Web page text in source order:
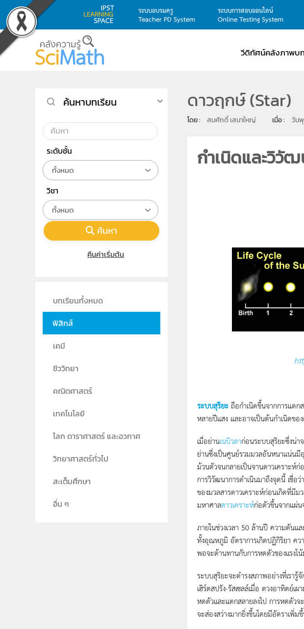
Skip to main content
ระบบอบรมครู
Teacher PD System
ระบบการสอบออนไลน์
Online Testing System
วีดิทัศน์คลังภาพบ
ดาวฤกษ์ (Star)
โดย : สมศักดิ์ เสนาใหญ่ เมื่อ : วัน
กำเนิดและวิวั
ระบบสุริยะ ถือกำเนิดขึ้นจากการแตก
หลายปีแสง และอาจเป็นต้นกำเนิดข
เมื่อย่านเนบิวลาก่อนระบบสุริยะซึ่งน่า
ย่านซึ่งเป็นศูนย์รวมมวลอันหนาแน่น
ม้วนตัวจนกลายเป็นจานดาวเคราะห์
การวิวัฒนาการดำเนินมาถึงจุดนี้ เชื่
ของมวลสารดาวเคราะห์ก่อนเกิดที่มี
มหาศาลดาวเคราะห์ก่อตัวขึ้นจากแผ่น
ภายในช่วงเวลา 50 ล้านปี ความดันแ
ทั้งอุณหภูมิ อัตราการเกิดปฏิกิริยา ค
พอจะต้านทานกับการหดตัวของแรงโ
ระบบสุริยะจะดำรงสภาพอย่างที่เรา
เฮิร์ตสปรัง-รัสเซลล์เมื่อ ดวงอาทิตย์เ
หดตัวและแตกสลายลงไป การหดตัวจ
จะส่องสว่างมากยิ่งขึ้นโดยมีอัตราเ
ค้นหาบทเรียน
ระดับชั้น
ทั้งหมด
วิชา
ทั้งหมด
ค้นหา
คืนค่าเริ่มต้น
บทเรียนทั้งหมด
ฟิสิกส์
เคมี
ชีววิทยา
คณิตศาสตร์
เทคโนโลยี
โลก ดาราศาสตร์ และอวกาศ
วิทยาศาสตร์ทั่วไป
สะเต็มศึกษา
อื่น ๆ